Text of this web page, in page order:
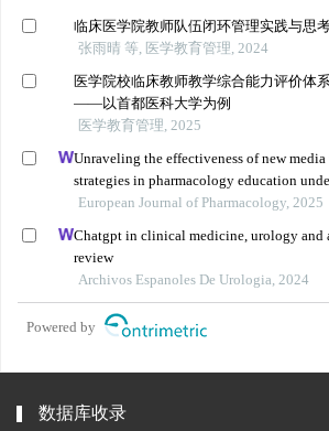
临床医学院教师队伍闭环管理实践与思
张雨晴 等, 医学教育管理, 2024
医学院校临床教师教学综合能力评价体
——以首都医科大学为例
医学教育管理, 2025
Unraveling the effectiveness of new media
strategies in pharmacology education
educational backgrounds: insights from
European Journal of Pharmacology, 2025
Chatgpt in clinical medicine, urology and
review
Archivos Espanoles De Urologia, 2024
Powered by
数据库收录